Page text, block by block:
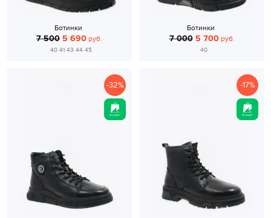
Ботинки
7 500 5 690 руб.
40 41 43 44 45
Ботинки
7 000 5 700руб.
40
-32% -17%